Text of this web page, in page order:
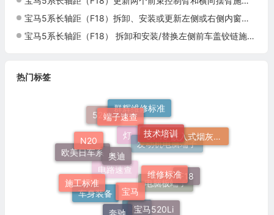
宝马5系长轴距（F18）拆卸、安装或更新左侧或右侧内窗框盖板施工与复检标准
宝马5系长轴距（F18） 拆卸和安装/替换左侧前车盖铰链施工与复检标准
热门标签
奥迪
宝马
技术培训
端子速查
N20
施工标准
奔驰 宝马520Li
F18
51 16 嵌入式烟灰缸托架
群辉维修标准
520Li
欧美日车系
车身装备
电脑板端子
发动机电脑端子
灯
电路速查